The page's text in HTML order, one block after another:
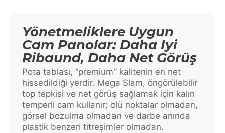
Yönetmeliklere Uygun
Cam Panolar: Daha Iyi
Ribaund, Daha Net Görüş
Pota tablası, “premium” kalitenin en net
hissedildiği yerdir. Mega Slam, öngörülebilir
top tepkisi ve net görüş sağlamak için kalın
temperli cam kullanır; ölü noktalar olmadan,
görsel bozulma olmadan ve darbe anında
plastik benzeri titreşimler olmadan.